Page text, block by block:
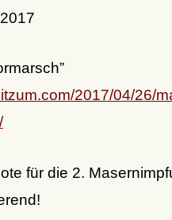
2017/04/26/
für die 2.